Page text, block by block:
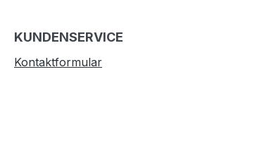
KUNDENSERVICE
Kontaktformular